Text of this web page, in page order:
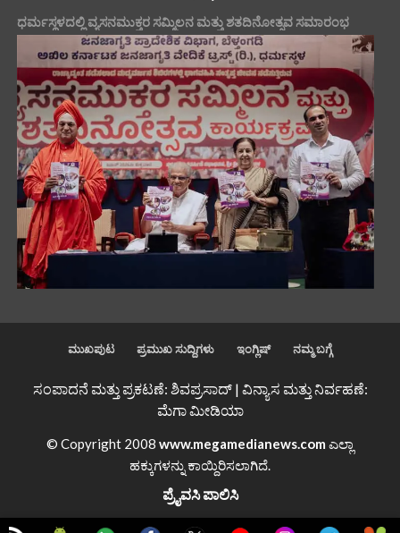
ಧರ್ಮಸ್ಥಳದಲ್ಲಿ ವ್ಯಸನಮುಕ್ತರ ಸಮ್ಮಿಲನ ಮತ್ತು ಶತದಿನೋತ್ಸವ ಸಮಾರಂಭ
ಮುಖಪುಟ ಪ್ರಮುಖ ಸುದ್ದಿಗಳು ಇಂಗ್ಲಿಷ್ ನಮ್ಮ ಬಗ್ಗೆ
ಸಂಪಾದನೆ ಮತ್ತು ಪ್ರಕಟಣೆ: ಶಿವಪ್ರಸಾದ್ | ವಿನ್ಯಾಸ ಮತ್ತು ನಿರ್ವಹಣೆ:
ಮೆಗಾ ಮೀಡಿಯಾ
© Copyright 2008 www.megamedianews.com ಎಲ್ಲಾ
ಹಕ್ಕುಗಳನ್ನು ಕಾಯ್ದಿರಿಸಲಾಗಿದೆ.
ಪ್ರೈವಸಿ ಪಾಲಿಸಿ